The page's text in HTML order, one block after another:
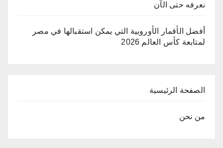
نعرفه حتى الآن
أفضل الأقمار الأوروبية التي يمكن استقبالها في مصر
لمتابعة كأس العالم 2026
الصفحة الرئيسية
من نحن